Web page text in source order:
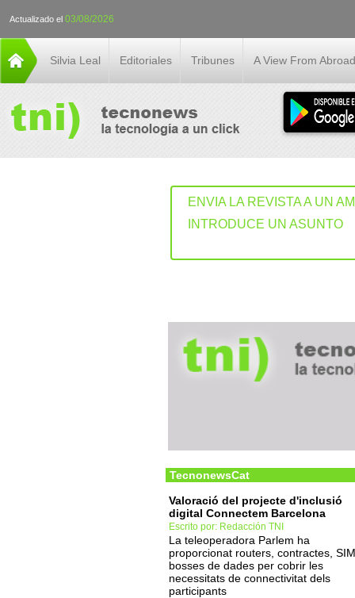
Actualizado el 03/08/2026
Silvia Leal Editoriales Tribunes A View From Abroad
ENVIA LA REVISTA A UN
INTRODUCE UN ASUNTO
TecnonewsCat
Valoració del projecte d'inclusió
digital Connectem Barcelona
Escrito por: Redacción TNI
La teleoperadora Parlem ha
proporcionat routers, contractes,
bosses de dades per cobrir les
necessitats de connectivitat dels
participants